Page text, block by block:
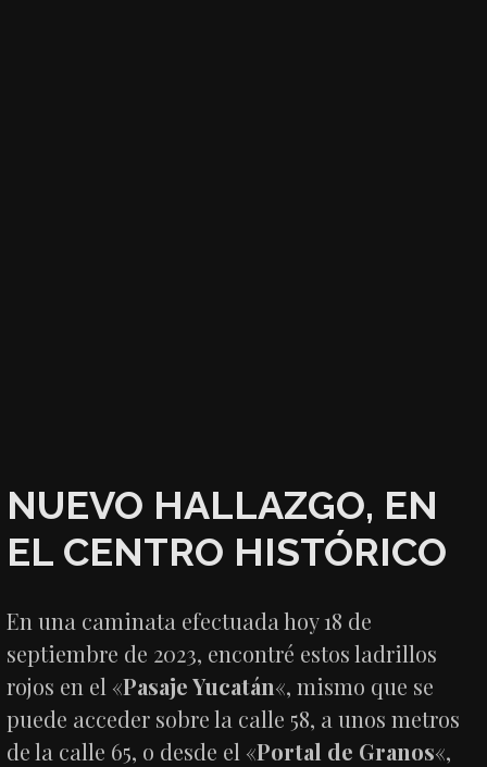
NUEVO HALLAZGO, EN
EL CENTRO HISTÓRICO
En una caminata efectuada hoy 18 de
septiembre de 2023, encontré estos ladrillos
rojos en el «Pasaje Yucatán«, mismo que se
puede acceder sobre la calle 58, a unos metros
de la calle 65, o desde el «Portal de Granos«,